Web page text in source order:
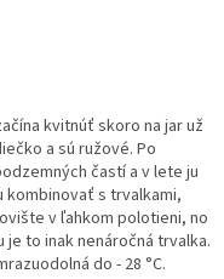
kvitnúť skoro na jar už
a sú ružové. Po
častí a v lete ju
kombinovať s trvalkami,
v ľahkom polotieni, no
je to inak nenáročná trvalka.
do - 28 °C.